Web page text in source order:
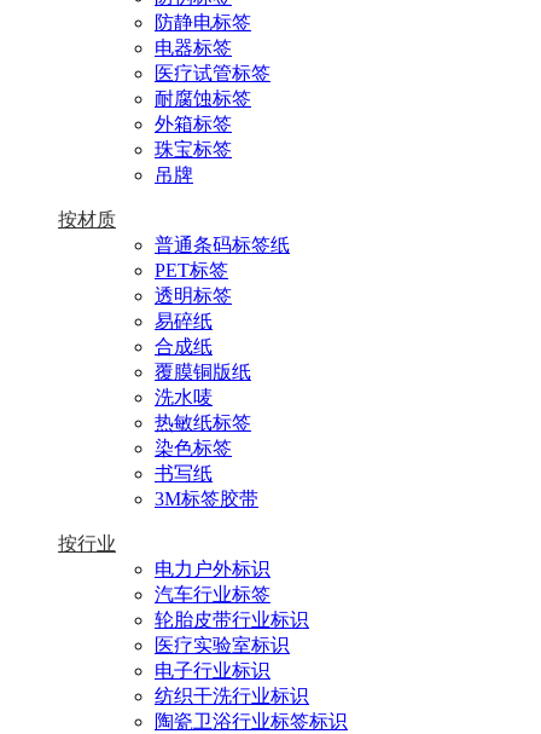
防静电标签
电器标签
医疗试管标签
耐腐蚀标签
外箱标签
珠宝标签
吊牌
按材质
普通条码标签纸
PET标签
透明标签
易碎纸
合成纸
覆膜铜版纸
洗水唛
热敏纸标签
染色标签
书写纸
3M标签胶带
按行业
电力户外标识
汽车行业标签
轮胎皮带行业标识
医疗实验室标识
电子行业标识
纺织干洗行业标识
陶瓷卫浴行业标签标识